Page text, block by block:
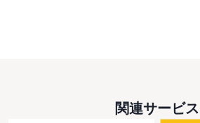
関連サービス